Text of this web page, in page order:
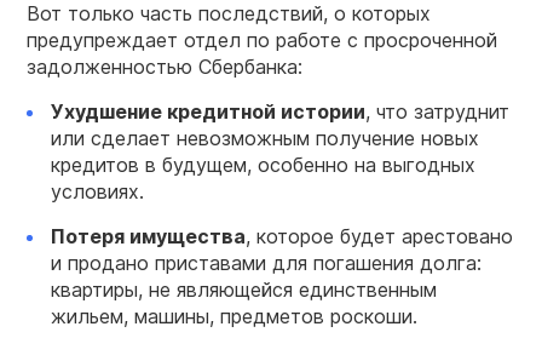
Вот только часть последствий, о которых
предупреждает отдел по работе с просроченной
задолженностью Сбербанка:
Ухудшение кредитной истории, что затруднит
или сделает невозможным получение новых
кредитов в будущем, особенно на выгодных
условиях.
Потеря имущества, которое будет арестовано
и продано приставами для погашения долга:
квартиры, не являющейся единственным
жильем, машины, предметов роскоши.